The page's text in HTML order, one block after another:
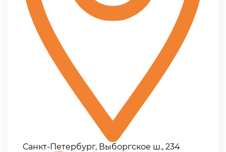
Санкт-Петербург, Выборгское ш., 234